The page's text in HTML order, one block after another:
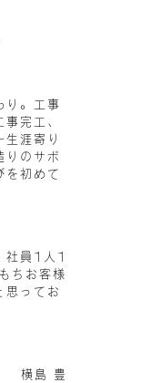
り。工事
完工、
生涯寄り
りのサポ
を初めて
社員1人1
ちお客様
思ってお
横島 豊